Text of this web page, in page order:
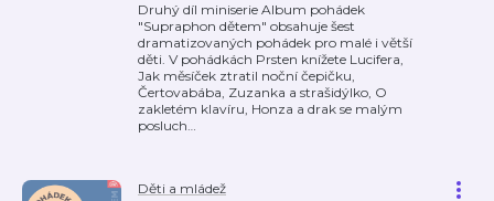
Druhý díl miniserie Album pohádek
"Supraphon dětem" obsahuje šest
dramatizovaných pohádek pro malé i větší
děti. V pohádkách Prsten knížete Lucifera,
Jak měsíček ztratil noční čepičku,
Čertovabába, Zuzanka a strašidýlko, O
zakletém klavíru, Honza a drak se malým
posluch…
Děti a mládež